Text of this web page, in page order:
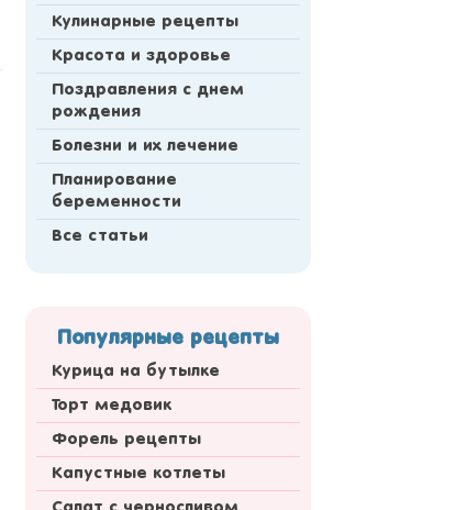
Кулинарные рецепты
Красота и здоровье
Поздравления с днем
рождения
Болезни и их лечение
Планирование
беременности
Все статьи
Популярные рецепты
Курица на бутылке
Торт медовик
Форель рецепты
Капустные котлеты